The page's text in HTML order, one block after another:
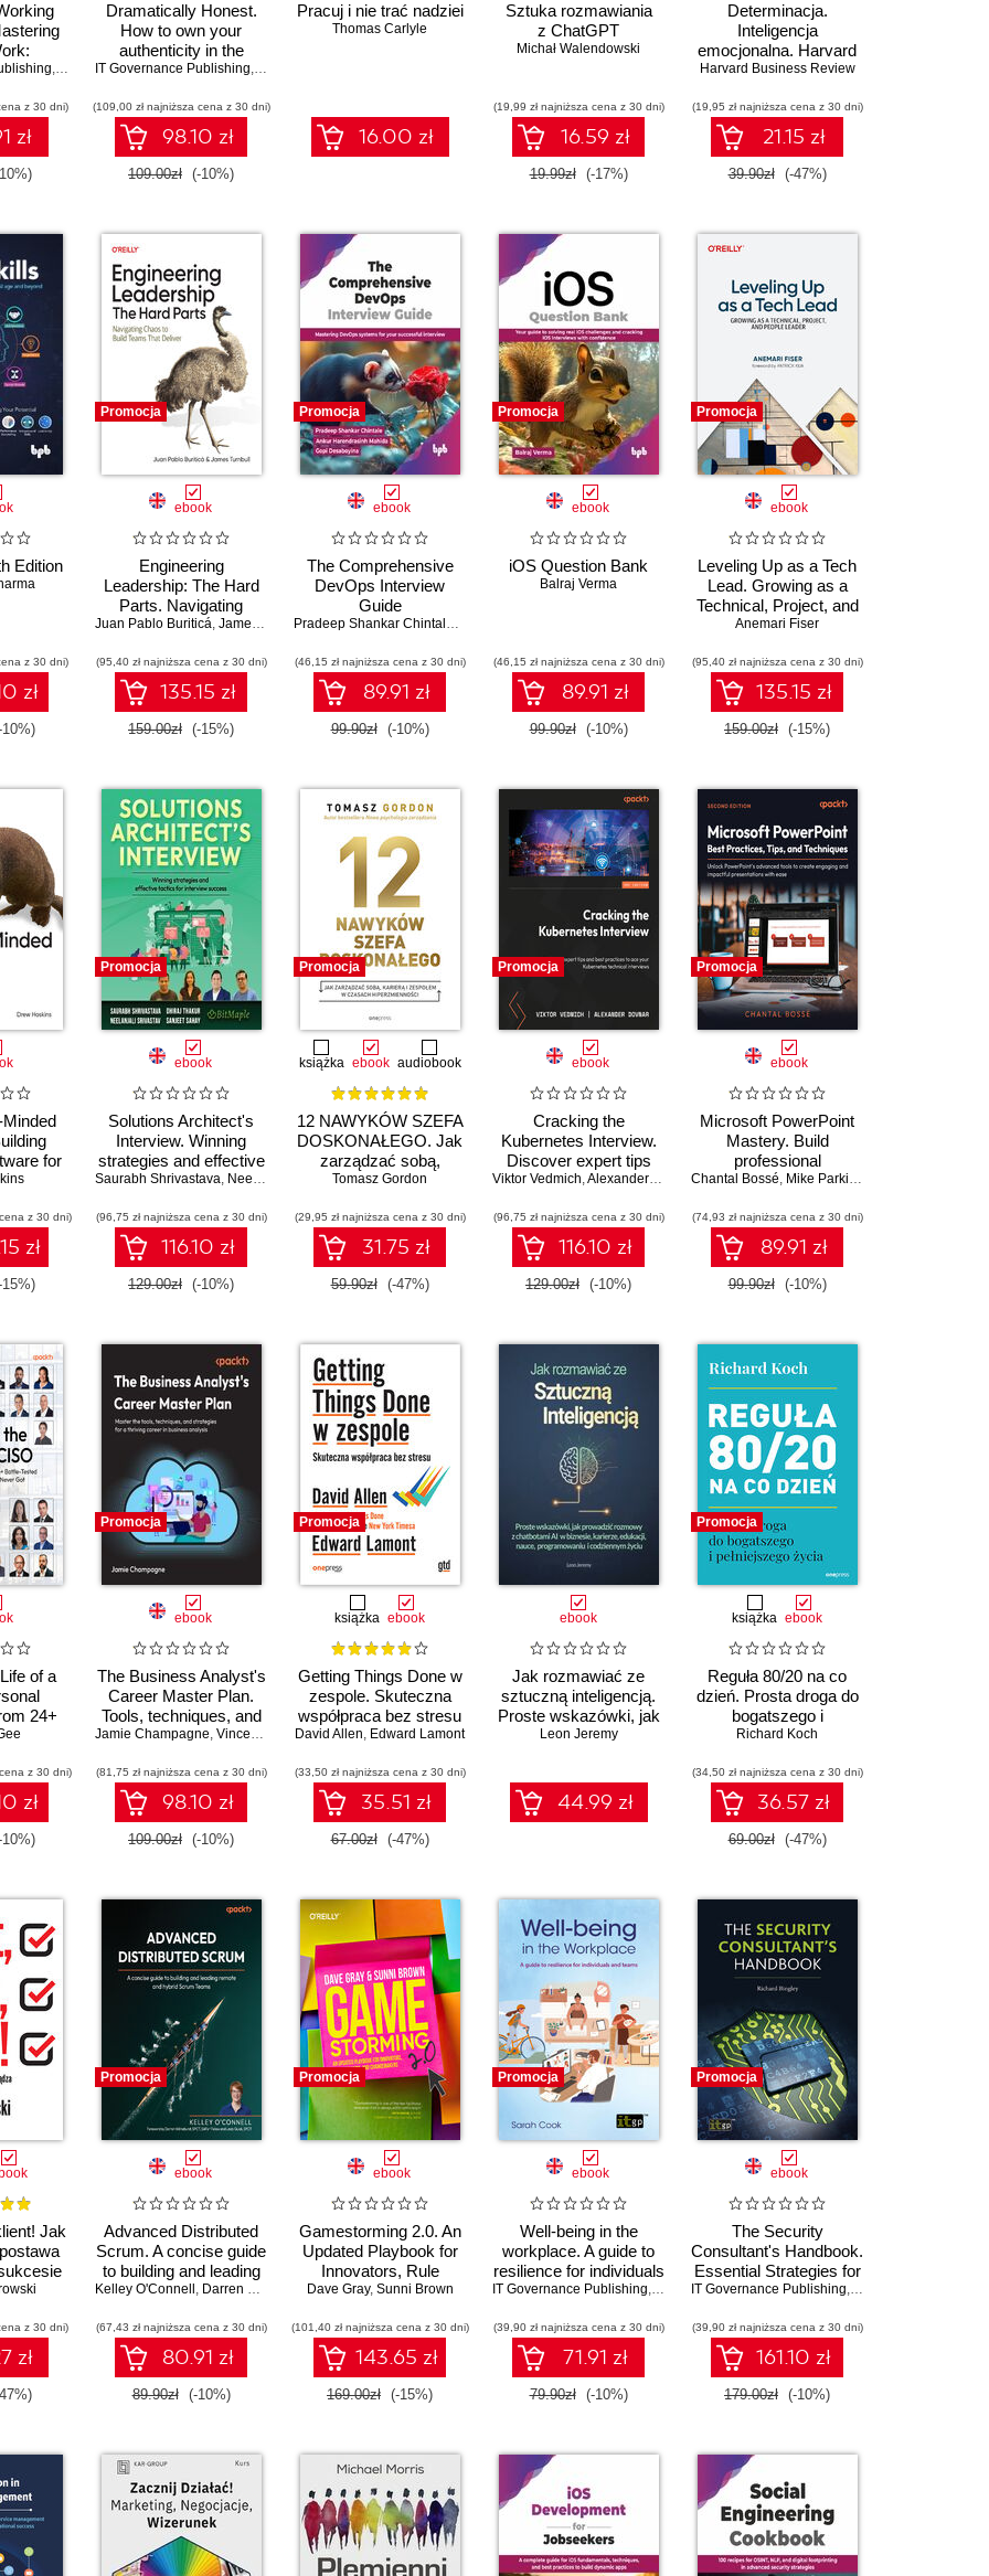
of
, Sarah Cook
z 30 dni)
zł
Dramatically Honest.
How to own your
authenticity in the
workplace
IT Governance Publishing, Sophie Hussey
(109,00 zł najniższa cena z 30 dni)
98.10 zł
109.00zł (-10%)
Pracuj i nie trać nadziei
Thomas Carlyle
16.00 zł
Sztuka rozmawiania
z ChatGPT
Michał Walendowski
(19,99 zł najniższa cena z 30 dni)
16.59 zł
19.99zł (-17%)
Determinacja.
Inteligencja
emocjonalna. Harvard
Business Review
Harvard Business Review
(19,95 zł najniższa cena z 30 dni)
21.15 zł
39.90zł (-47%)
Edition
z 30 dni)
zł
10%)
Promocja
ebook
Engineering
Leadership: The Hard
Parts. Navigating
Chaos to Build Teams
Juan Pablo Buriticá, James Turnbull
(95,40 zł najniższa cena z 30 dni)
135.15 zł
159.00zł (-15%)
Promocja
ebook
The Comprehensive
DevOps Interview
Guide
Pradeep Shankar Chintale, Gopi Desaboyina
(46,15 zł najniższa cena z 30 dni)
89.91 zł
99.90zł (-10%)
Promocja
ebook
iOS Question Bank
Balraj Verma
(46,15 zł najniższa cena z 30 dni)
89.91 zł
99.90zł (-10%)
Promocja
ebook
Leveling Up as a Tech
Lead. Growing as a
Technical, Project, and
People Leader
Anemari Fiser
(95,40 zł najniższa cena z 30 dni)
135.15 zł
159.00zł (-15%)
for
z 30 dni)
zł
15%)
Promocja
ebook
Solutions Architect's
Interview. Winning
strategies and effective
tactics for interview
Saurabh Shrivastava, Neelanjali Srivastav ,Dhiraj Thakur Sanjeet Sahay
(96,75 zł najniższa cena z 30 dni)
116.10 zł
129.00zł (-10%)
Promocja
książka ebook audiobook
12 NAWYKÓW SZEFA
DOSKONAŁEGO. Jak
zarządzać sobą,
karierą i zespołem w
hiperzmienności
Tomasz Gordon
(29,95 zł najniższa cena z 30 dni)
31.75 zł
59.90zł (-47%)
Promocja
ebook
Cracking the
Kubernetes Interview.
Discover expert tips
and best practices to
technical interviews
Viktor Vedmich,Alexander Dovnar ,Viktoria Semaan
(96,75 zł najniższa cena z 30 dni)
116.10 zł
129.00zł (-10%)
Promocja
ebook
Microsoft PowerPoint
Mastery. Build
professional
presentations
practices, tips, and AI-
powered tools - Second
Edition
Chantal Bossé, Mike Parkinson
(74,93 zł najniższa cena z 30 dni)
89.91 zł
99.90zł (-10%)
of a
24+
—
z 30 dni)
zł
10%)
Promocja
ebook
The Business Analyst's
Career Master Plan.
Tools, techniques, and
strategies for a thriving
analysis
Jamie Champagne, Vincent Mirabelli
(81,75 zł najniższa cena z 30 dni)
98.10 zł
109.00zł (-10%)
Promocja
książka ebook
Getting Things Done w
zespole. Skuteczna
współpraca bez stresu
David Allen, Edward Lamont
(33,50 zł najniższa cena z 30 dni)
35.51 zł
67.00zł (-47%)
ebook
Jak rozmawiać ze
sztuczną inteligencją.
Proste wskazówki, jak
prowadzić rozmowy z
edukacji, nauce,
programowaniu i
Leon Jeremy
44.99 zł
Promocja
książka ebook
Reguła 80/20 na co
dzień. Prosta droga do
bogatszego i
pełniejszego życia
Richard Koch
(34,50 zł najniższa cena z 30 dni)
36.57 zł
69.00zł (-47%)
Jak
z 30 dni)
zł
Promocja
ebook
Advanced Distributed
Scrum. A concise guide
to building and leading
remote and hybrid
Kelley O'Connell , Darren Wilmshurst ,Lindy Quick
(67,43 zł najniższa cena z 30 dni)
80.91 zł
89.90zł (-10%)
Promocja
ebook
Gamestorming 2.0. An
Updated Playbook for
Innovators, Rule
Breakers, and
Dave Gray, Sunni Brown
(101,40 zł najniższa cena z 30 dni)
143.65 zł
169.00zł (-15%)
Promocja
ebook
Well-being in the
workplace. A guide to
resilience for individuals
and teams
IT Governance Publishing, Sarah Cook
(39,90 zł najniższa cena z 30 dni)
71.91 zł
79.90zł (-10%)
Promocja
ebook
The Security
Consultant's Handbook.
Essential Strategies for
Building and Managing
Business
IT Governance Publishing, Richard Bingley
(39,90 zł najniższa cena z 30 dni)
161.10 zł
179.00zł (-10%)